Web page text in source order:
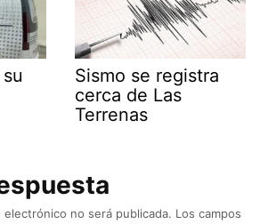
Sismo se registra
cerca de Las
Terrenas
no será publicada. Los campos